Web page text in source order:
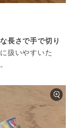
長さで手で切り
扱いやすいた